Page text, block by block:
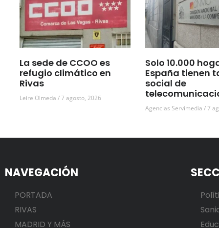
La sede de CCOO es
refugio climático en
Rivas
Leire Olmeda 7 agosto, 2026
Solo 10.000
España tienen
social de
Agencias Servimedia 7
NAVEGACIÓN
PORTADA
RIVAS
MADRID Y MÁS